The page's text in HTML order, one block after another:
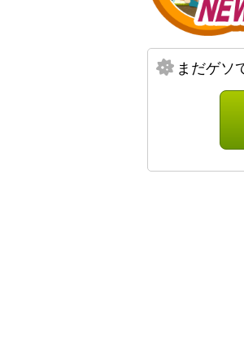
まだゲソ